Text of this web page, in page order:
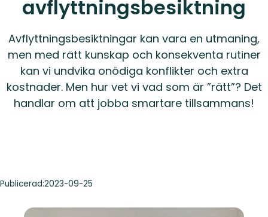
avflyttningsbesiktning
Avflyttningsbesiktningar kan vara en utmaning,
men med rätt kunskap och konsekventa rutiner
kan vi undvika onödiga konflikter och extra
kostnader. Men hur vet vi vad som är ”rätt”? Det
handlar om att jobba smartare tillsammans!
Publicerad:2023-09-25